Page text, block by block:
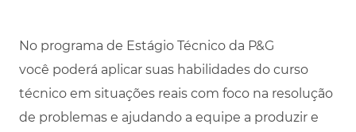
No programa de Estágio Técnico da P&G
você poderá aplicar suas habilidades do curso
técnico em situações reais com foco na resolução
de problemas e ajudando a equipe a produzir e